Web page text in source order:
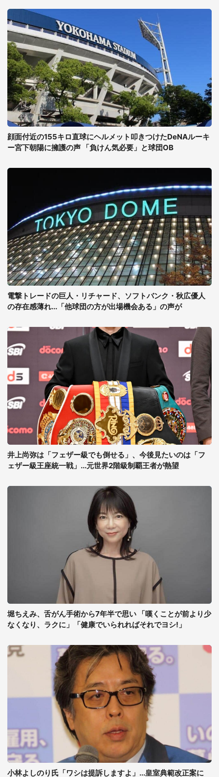
顔面付近の155キロ直球にヘルメット叩きつけたDeNAルーキ
ー宮下朝陽に擁護の声 「負けん気必要」と球団OB
電撃トレードの巨人・リチャード、ソフトバンク・秋広優人
の存在感薄れ...「他球団の方が出場機会ある」の声が
井上尚弥は「フェザー級でも倒せる」、今後見たいのは「フ
ェザー級王座統一戦」...元世界2階級制覇王者が熱望
堀ちえみ、舌がん手術から7年半で思い 「嘆くことが前より少
なくなり、ラクに」「健康でいられればそれでヨシ!」
小林よしのり氏「ワシは提訴しますよ」...皇室典範改正案に